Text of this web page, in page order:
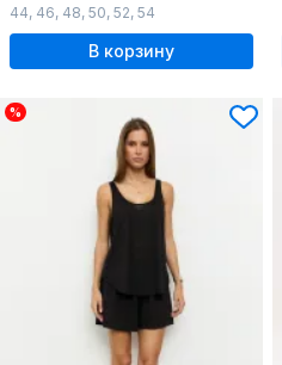
44, 46, 48, 50, 52, 54
В корзину
%